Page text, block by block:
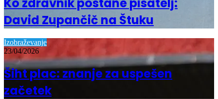
David Zupančič na Štuku
Izobraževanje
23/04/2026
Šiht plac: znanje za uspešen
začetek